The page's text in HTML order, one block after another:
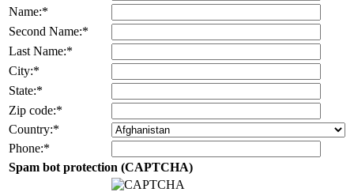
Name:*
Second Name:*
Last Name:*
City:*
State:*
Zip code:*
Country:*
Phone:*
Spam bot protection (CAPTCHA)